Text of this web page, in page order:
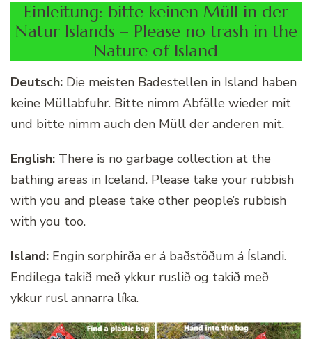
Einleitung: bitte keinen Müll in der
Natur Islands – Please no trash in the
Nature of Island
Deutsch: Die meisten Badestellen in Island haben
keine Müllabfuhr. Bitte nimm Abfälle wieder mit
und bitte nimm auch den Müll der anderen mit.
English: There is no garbage collection at the
bathing areas in Iceland. Please take your rubbish
with you and please take other people’s rubbish
with you too.
Island: Engin sorphirða er á baðstöðum á Íslandi.
Endilega takið með ykkur ruslið og takið með
ykkur rusl annarra líka.